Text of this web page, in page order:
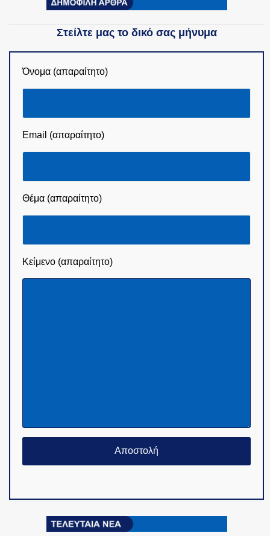
Στείλτε μας το δικό σας μήνυμα
Όνομα (απαραίτητο)
Email (απαραίτητο)
Θέμα (απαραίτητο)
Κείμενο (απαραίτητο)